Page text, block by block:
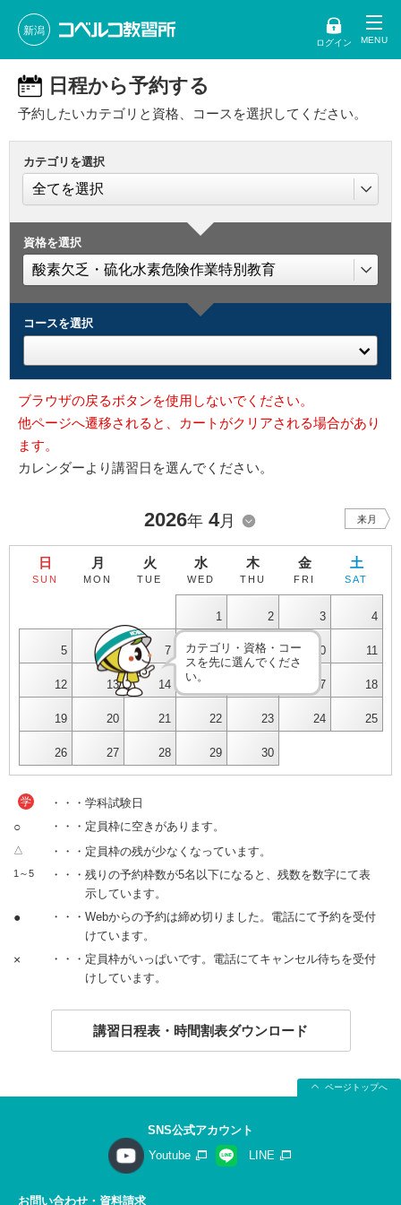
新潟
ログイン
日程から予約する
予約したいカテゴリと資格、コースを選択してください。
カテゴリを選択
資格を選択
コースを選択
ブラウザの戻るボタンを使用しないでください。
他ページへ遷移されると、カートがクリアされる場合があり
ます。
カレンダーより講習日を選んでください。
2026年 4月 来月
日
SUN
月
MON
火
TUE
水
WED
木
THU
金
FRI
土
SAT
1 2 3 4
5 6 7 8 9 10 11
12 13 14 17 18
19 20 21 22 23 24 25
26 27 28 29 30
カテゴリ・資格・コー
スを先に選んでくださ
い。
学 ・・・学科試験日
○ ・・・定員枠に空きがあります。
△ ・・・定員枠の残が少なくなっています。
1～5
・・・残りの予約枠数が5名以下になると、残数を数字にて表
示しています。
●
・・・Webからの予約は締め切りました。電話にて予約を受付
けています。
×
・・・定員枠がいっぱいです。電話にてキャンセル待ちを受付
けしています。
講習日程表・時間割表ダウンロード
ページトップへ
SNS公式アカウント
Youtube
LINE
お問い合わせ・資料請求